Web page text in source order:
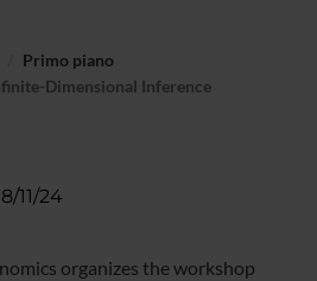
Primo piano
Dimensional Inference
11/24
organizes the workshop